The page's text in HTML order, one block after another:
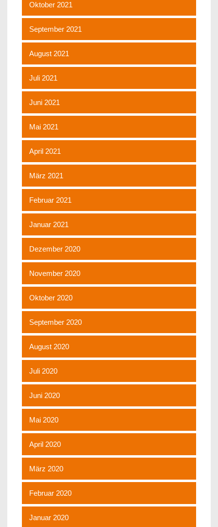
Oktober 2021
September 2021
August 2021
Juli 2021
Juni 2021
Mai 2021
April 2021
März 2021
Februar 2021
Januar 2021
Dezember 2020
November 2020
Oktober 2020
September 2020
August 2020
Juli 2020
Juni 2020
Mai 2020
April 2020
März 2020
Februar 2020
Januar 2020